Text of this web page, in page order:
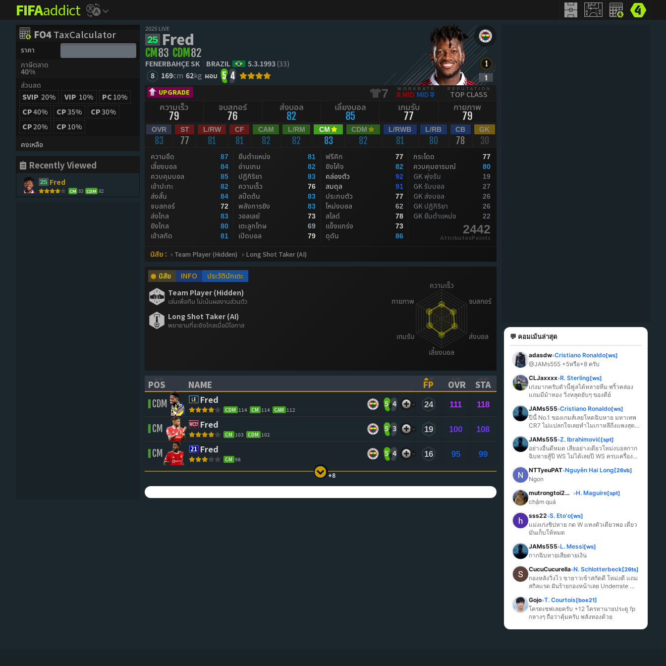
FIFAaddict
FO4TaxCalculator
ราคา
ภาษีตลาด
40%
ส่วนลด
SVIP 20% VIP 10% PC 10%
CP40% CP35% CP30%
CP20% CP 10%
คงเหลือ
Recently Viewed
Fred
CM 83 CDM 82
2025 LIVEFred
CM 83 CDM 82
FENERBAHÇE SK BRAZIL 5.3.1993(33)
8
169cm 62kg ผอม 5 4
UPGRADE 7 WORKRATE
MID MID
REPUTATION
TOP CLASS
ความเร็ว
79
จบสกอร์
76
ส่งบอล
82
เลี้ยงบอล
85
เกมรับ
77
กายภาพ
79
OVR
83
ST
77
L/RW
81
CF
81
CAM
82
L/RM
82
CM
83
CDM
82
L/RWB
81
L/RB
80
CB
78
GK
30
ความอึด 87
เลี้ยงบอล 84
ควบคุมบอล 85
เข้าปะทะ 82
ส่งสั้น 84
จบสกอร์ 72
ส่งไกล 83
ยิงไกล 80
เข้าสกัด 81
ยืนตำแหน่ง 81
อ่านเกม 82
ปฏิกิริยา 83
ความเร็ว 76
สปีดต้น 83
พลังการยิง 83
วอลเลย์ 73
เตะลูกโทษ 69
เปิดบอล 79
ฟรีคิก 77
ยิงโค้ง 82
คล่องตัว 92
สมดุล 91
ประกบตัว 77
โหม่งบอล 62
สไลด์ 78
แข็งแกร่ง 73
ดุดัน 86
กระโดด 77
ควบคุมอารมณ์ 80
GK พุ่งรับ 19
GK รับบอล 27
GK ส่งบอล 26
GK ปฏิกิริยา 26
GK ยืนตำแหน่ง 22
2442
AttributesPoints
นิสัย : Team Player (Hidden) Long Shot Taker (AI)
นิสัย INFO
ประวัตินักเตะ
Team Player (Hidden)
เล่นเพื่อทีม ไม่เน้นผลงานส่วนตัว
Long Shot Taker (AI)
พยายามที่จะยิงไกลเมื่อมีโอกาส
POS
(CLICK TO SORT ASCENDING)
NAME
(CLICK TO SORT ASCENDING)
FP
(CLICK TO SORT ASCENDING)
OVR
(CLICK TO SORT ASCENDING)
STA
(CLICK TO SORT ASCENDING)
CDM Fred
CDM 114 CM 114 CAM 112
5 4 24 111 118
CM Fred
CM 103 CDM 102
5 3 19 100 108
CM Fred
CM 98
5 4 16 95 99
+8
💬 คอมเม้นล่าสุด
adasdw»Cristiano Ronaldo[ws]
@JAMs555 +5หรือ+8 ครับ
CLJaxxxx»R. Sterling[ws]
เก่งมากครับตัวนี้ฟูลได้หลายทีม พริ้วคล่อง
แถมมีม้าทอง วิ่งหลุดยับๆ ของดีย์
JAMs555»Cristiano Ronaldo[ws]
ปีนี้ No.1 ของเกมส์เลยโหดฉิบหาย มหาเทพ
CR7 ไม่แปลกใจเลยทำไมเกาหลีถึงแพงสุด
JAMs555»Z. Ibrahimović[spt]
อย่างอื่นดีหมด เสียอย่างเดียวโหม่งบอลกาก
ฉิบหายสู้ปี WS ไม่ได้เลยปี WS ครบเครื่อง
NTTyeuPAT»Nguyễn Hai Long[26vb]
Ngon
mutrongtoi2027
»H. Maguire[spt]
chậm quá
sss22»S. Eto'o[ws]
แม่งเก่งชิปหาย กด W แทงตัวเดียวพอ เดี๋ยว
มันเก็บให้หมด
JAMs555»L. Messi[ws]
กากฉิบหายเสียดายเงิน
CucuCucurella»N. Schlotterbeck[26ts]
กองหลังวิ่งไว ขายาวเข้าสกัดดี โหม่งดี แถม
สกิลแรด ฝันร้ายกองหน้าเลย Underrate
Gojo»T. Courtois[boe21]
โครตเซฟเลยครับ +12 ใครหานายประตู fp
กลางๆ ถือว่าคุ้มครับ พลังทองด้วย